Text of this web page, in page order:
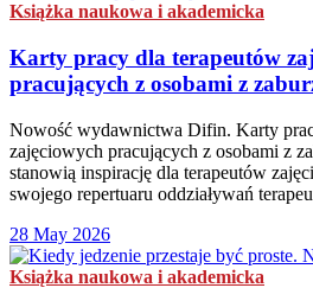
Książka naukowa i akademicka
Karty pracy dla terapeutów
pracujących z osobami z
Nowość wydawnictwa Difin. Karty
zajęciowych pracujących z osobami z
stanowią inspirację dla terapeutów
swojego repertuaru oddziaływań
28 May 2026
Książka naukowa i akademicka